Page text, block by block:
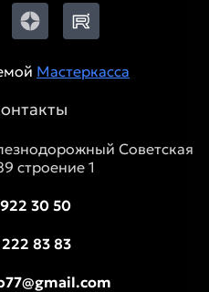
Мастеркасса
Советская
строение 1
30 50
83 83